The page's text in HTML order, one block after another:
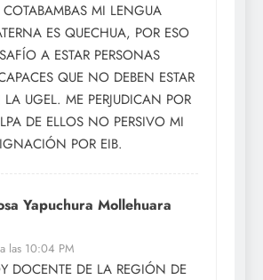
COTABAMBAS MI LENGUA
ES QUECHUA, POR ESO
A ESTAR PERSONAS
QUE NO DEBEN ESTAR
LA UGEL. ME PERJUDICAN POR
DE ELLOS NO PERSIVO MI
POR EIB.
Yapuchura Mollehuara
las 10:04 PM
DOCENTE DE LA REGIÓN DE